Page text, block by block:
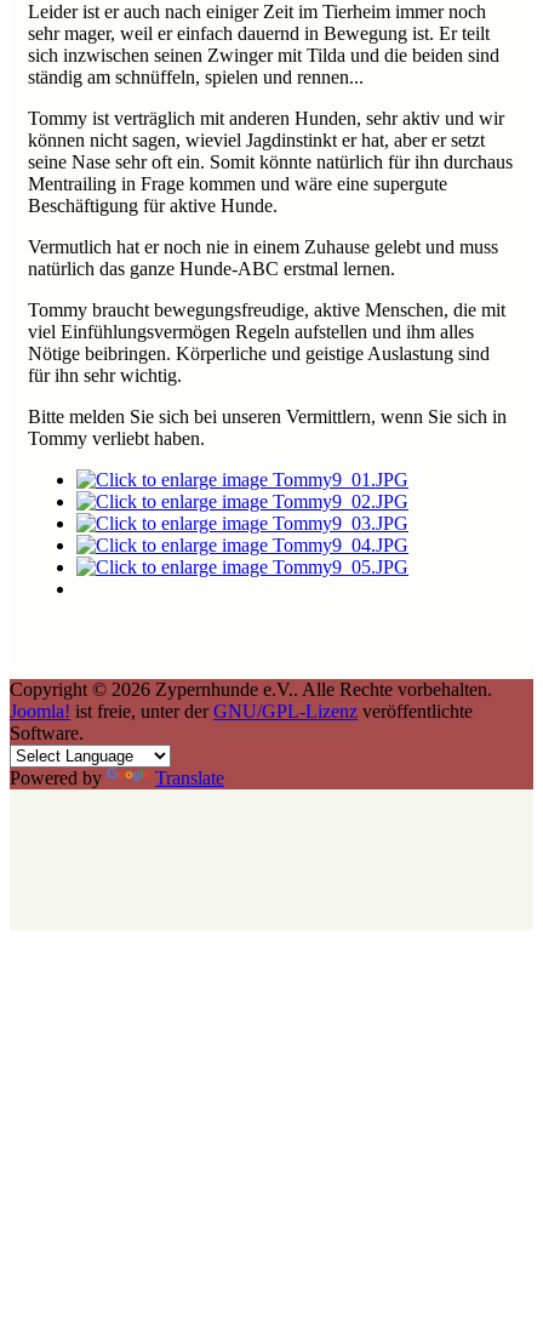
Leider ist er auch nach einiger Zeit im Tierheim immer noch
sehr mager, weil er einfach dauernd in Bewegung ist. Er teilt
sich inzwischen seinen Zwinger mit Tilda und die beiden sind
ständig am schnüffeln, spielen und rennen...
Tommy ist verträglich mit anderen Hunden, sehr aktiv und wir
können nicht sagen, wieviel Jagdinstinkt er hat, aber er setzt
seine Nase sehr oft ein. Somit könnte natürlich für ihn durchaus
Mentrailing in Frage kommen und wäre eine supergute
Beschäftigung für aktive Hunde.
Vermutlich hat er noch nie in einem Zuhause gelebt und muss
natürlich das ganze Hunde-ABC erstmal lernen.
Tommy braucht bewegungsfreudige, aktive Menschen, die mit
viel Einfühlungsvermögen Regeln aufstellen und ihm alles
Nötige beibringen. Körperliche und geistige Auslastung sind
für ihn sehr wichtig.
Bitte melden Sie sich bei unseren Vermittlern, wenn Sie sich in
Tommy verliebt haben.
Copyright © 2026 Zypernhunde e.V.. Alle Rechte vorbehalten.
Joomla! ist freie, unter derGNU/GPL-Lizenz veröffentlichte
Software.
Powered by Translate